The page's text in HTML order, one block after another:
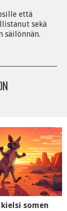
että
sekä
säilönnän.
somen